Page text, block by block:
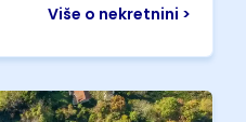
Više o nekretnini >